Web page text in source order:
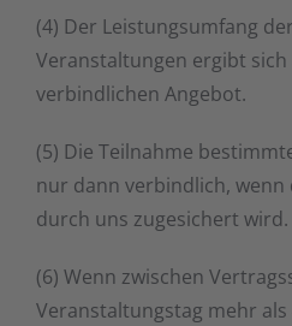
(4) Der Leistungsumfang
Veranstaltungen ergibt
verbindlichen Angebot.
(5) Die Teilnahme
nur dann verbindlich, wenn
durch uns zugesichert wird.
(6) Wenn zwischen
Veranstaltungstag mehr